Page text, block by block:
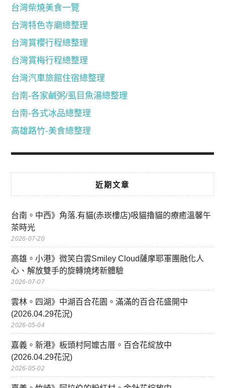
台灣柴燒美食一覽
台灣特色寺廟總整理
台灣賞櫻行程總整理
台灣賞梅行程總整理
台灣汽車旅館住宿總整理
台南-各家鹹粥/虱目魚湯總整理
台南-各式冰品總整理
高雄路竹-美食總整理
近期文章
台南。中西》角落.有貓(赤崁樓店)吸貓擼貓的療癒溫馨午
茶時光
2026-07-20
高雄。小港》微笑白雲Smiley Cloud薩摩耶軍團融化人
心、解放雙手的旋轉燒烤新體驗
2026-07-07
雲林。四湖》中湖百合花園。滿滿的百合花盛開中
(2026.04.29花況)
2026-05-04
嘉義。新港》板頭村阿嬤古厝。百合花綻放中
(2026.04.29花況)
2026-05-02